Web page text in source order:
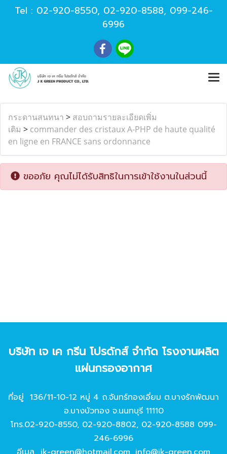
Tel : 02-920-8550, 02-920-8588, 099-246-
6996
กระดานสนทนา > สอบถามรายละเอียดเพิ่ม
เติม > commander des cristaux A-PHP de haute qualité
en ligne en FRANCE sans ordonnance
ขออภัย คุณไม่ได้รับสิทธิในการเข้าใช้งานในส่วนนี้
บริษัท เจ เค กรีน โปรดักส์ จํากัด โรงงานผลิต
แผ่นกรองอากาศ
ที่อยู่ 136/11-10-12 หมู่ 4 ถ.จันทร์ทองเอี่ยม ต.บางรักพัฒนา
อ.บางบัวทอง จ.นนทบุรี 11110
โทร.02-920-8550, 02-920-8802, 02-920-8588 099-
246-6996